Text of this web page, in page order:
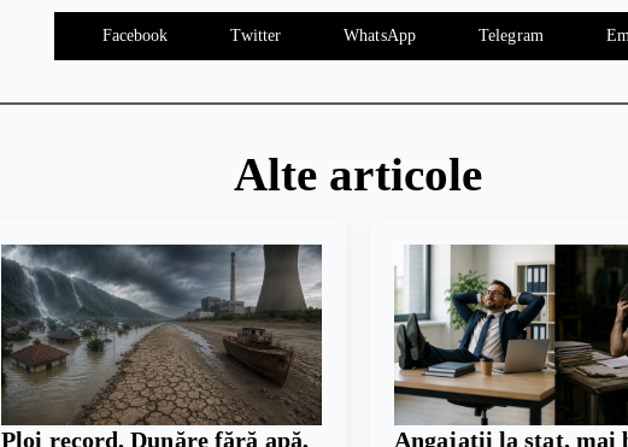
Facebook Twitter WhatsApp Telegram
Alte articole
Ploi record, Dunăre fără apă,
Angajații la stat, mai